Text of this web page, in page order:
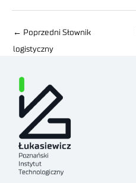
← Poprzedni Słownik
logistyczny